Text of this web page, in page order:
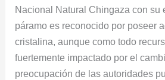
Nacional Natural Chingaza con su
páramo es reconocido por poseer
cristalina, aunque como todo
fuertemente impactado por el
preocupación de las autoridades